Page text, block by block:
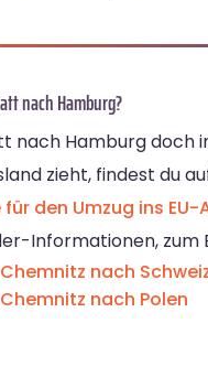
nach Hamburg?
nach Hamburg doch
zieht, findest du
den Umzug ins EU-
Informationen, zum
nach
nach Polen